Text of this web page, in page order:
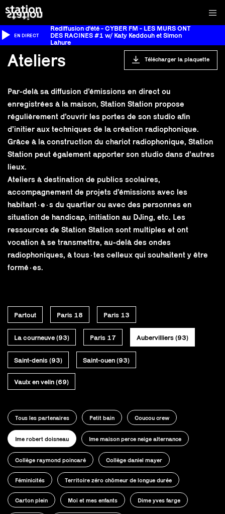
EN DIRECT
Rediffusion d'été - CYBER FM - LES MURS ONT
DES RACINES #1 w/ Katy Keddouh et Simon
Lahure
Ateliers Télécharger la plaquette
Par-delà sa diffusion d’émissions en direct ou
enregistrées à la maison, Station Station propose
régulièrement d’ouvrir les portes de son studio afin
d’initier aux techniques de la création radiophonique.
Grâce à la construction du chariot radiophonique, Station
Station peut également apporter son studio dans d’autres
lieux.
Ateliers à destination de publics scolaires,
accompagnement de projets d’émissions avec les
habitant·e·s du quartier ou avec des personnes en
situation de handicap, initiation au DJing, etc. Les
ressources de Station Station sont multiples et ont
vocation à se transmettre, au-delà des ondes
radiophoniques, à tous·tes celleux qui souhaitent y être
formé·es.
Partout Paris 18 Paris 13
La courneuve (93) Paris 17 Aubervilliers (93)
Saint-denis (93) Saint-ouen (93)
Vaulx en velin (69)
Tous les partenaires Petit bain Coucou crew
Ime robert doisneau Ime maison perce neige alternance
Collège raymond poincaré Collège daniel mayer
Féminicités Territoire zéro chômeur de longue durée
Carton plein Moi et mes enfants Dime yves farge